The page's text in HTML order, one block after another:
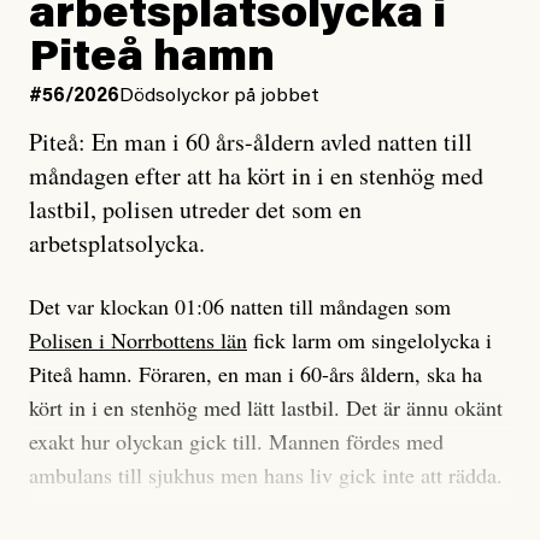
tidning?
Vad är bra journalistik?
Ett försök till korta svar som jag hoppas kan förtydliga
för Kuhn och Sassarinis-McGowan och andra hur jag
som chefredaktör ser på Dagens ETC:s uppdrag och
roll.
Vi skriver för våra läsare som vill bli informerade,
överraskade, bekräftade, utmanade – och som kräver
att vi granskar allt och alla.
Vi är som sagt en röd, grön och oberoende tidning.
Det betyder en annan journalistik än vad du hittar i
enligt uråldrig metod
och lade min sista ungdom
på att laga en gammal bod.
Jag sökte ljuset och meningen,
efter det som var rent, rätt och sant,
och aldrig såg jag det klarare än
när jag ombord på bussen hjälpte en tant.
#23/2026Intervjun
Jesper Lundby: ”Livet i sig
är ganska politiskt”
arbetsplatsolycka i
Piteå hamn
#56/2026 Dödsolyckor på jobbet
Piteå: En man i 60 års-åldern avled natten till
måndagen efter att ha kört in i en stenhög med
lastbil, polisen utreder det som en
arbetsplatsolycka.
Det var klockan 01:06 natten till måndagen som
Polisen i Norrbottens län fick larm om singelolycka i
Piteå hamn. Föraren, en man i 60-års åldern, ska ha
kört in i en stenhög med lätt lastbil. Det är ännu okänt
exakt hur olyckan gick till. Mannen fördes med
ambulans till sjukhus men hans liv gick inte att rädda.